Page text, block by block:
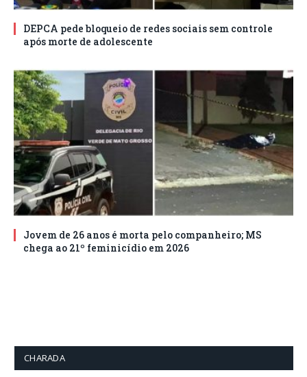
DEPCA pede bloqueio de redes sociais sem controle
após morte de adolescente
Jovem de 26 anos é morta pelo companheiro; MS
chega ao 21º feminicídio em 2026
CHARADA